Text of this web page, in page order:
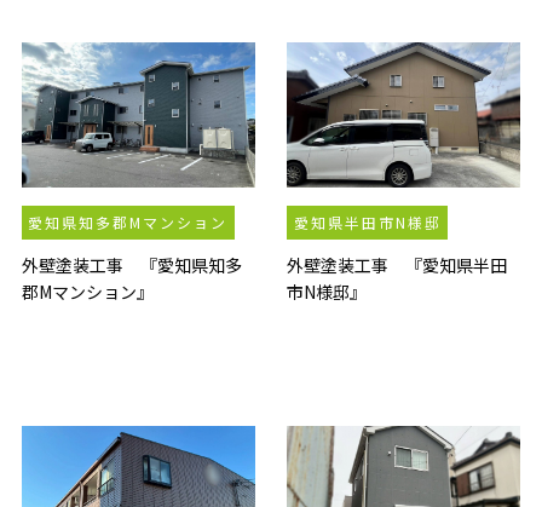
愛知県知多郡Mマンション
外壁塗装工事 『愛知県知多
郡Mマンション』
愛知県半田市N様邸
外壁塗装工事 『愛知県半田
市N様邸』